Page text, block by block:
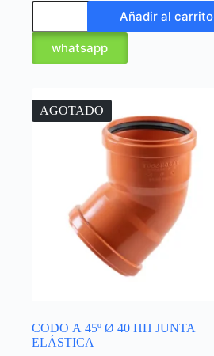
Añadir al carrito
whatsapp
AGOTADO
CODO A 45º Ø 40 HH JUNTA
ELÁSTICA